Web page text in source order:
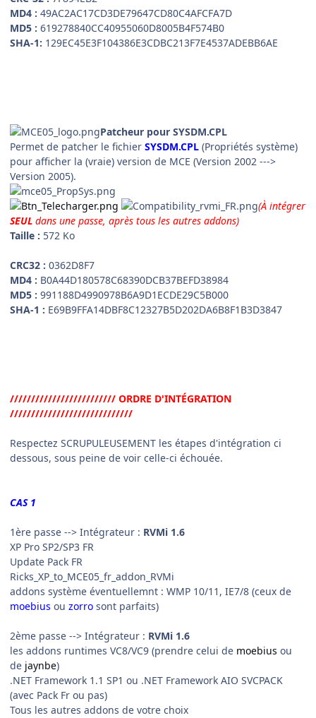
MD4 : 49AC2AC17CD3DE79647CD80C4AFCFA7D
MD5 : 619278840CC40955060D8005B4F574B0
SHA-1: 129EC45E3F104386E3CDBC213F7E4537ADEBB6AE
Patcheur pour SYSDM.CPL
Permet de patcher le fichier SYSDM.CPL (Propriétés système)
pour afficher la (vraie) version de MCE (Version 2002 --->
Version 2005).
(À intégrer
SEUL dans une passe, après tous les autres addons)
Taille : 572 Ko
CRC32 : 0362D8F7
MD4 : B0A44D180578C68390DCB37BEFD38984
MD5 : 991188D4990978B6A9D1ECDE29C5B000
SHA-1 : E69B9FFA14DBF8C12327B5D202DA6B8F1B3D3847
///////////////////////// ORDRE D'INTÉGRATION
/////////////////////////////
Respectez SCRUPULEUSEMENT les étapes d'intégration ci
dessous, sous peine de voir celle-ci échouée.
CAS 1
1ère passe --> Intégrateur : RVMi 1.6
XP Pro SP2/SP3 FR
Update Pack FR
Ricks_XP_to_MCE05_fr_addon_RVMi
addons système éventuellemnt : WMP 10/11, IE7/8 (ceux de
moebius ou zorro sont parfaits)
2ème passe --> Intégrateur : RVMi 1.6
les addons runtimes VC8/VC9 (prendre celui de moebius ou
de jaynbe)
.NET Framework 1.1 SP1 ou .NET Framework AIO SVCPACK
(avec Pack Fr ou pas)
Tous les autres addons de votre choix